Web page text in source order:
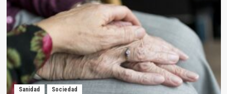
bienestar
emocional
de
Orellana
terminan
con
un
“éxito
total”
Sanidad Sociedad